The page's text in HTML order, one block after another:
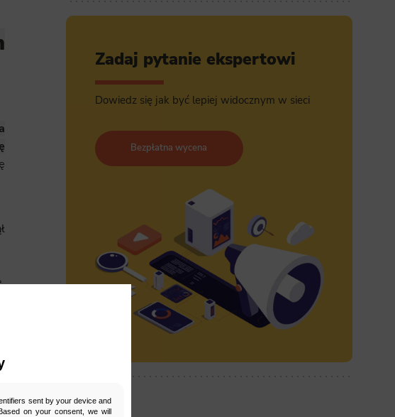
sent by your device and
on your consent, we will
Zadaj pytanie ekspertowi
Dowiedz się jak być lepiej widocznym w sieci
Bezpłatna wycena
Udostępnij: